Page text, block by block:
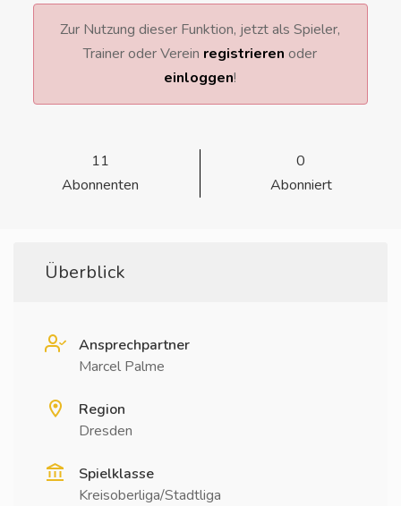
Zur Nutzung dieser Funktion, jetzt als Spieler,
Trainer oder Verein registrieren oder
einloggen!
11
Abonnenten
0
Abonniert
Überblick
Ansprechpartner
Marcel Palme
Region
Dresden
Spielklasse
Kreisoberliga/Stadtliga